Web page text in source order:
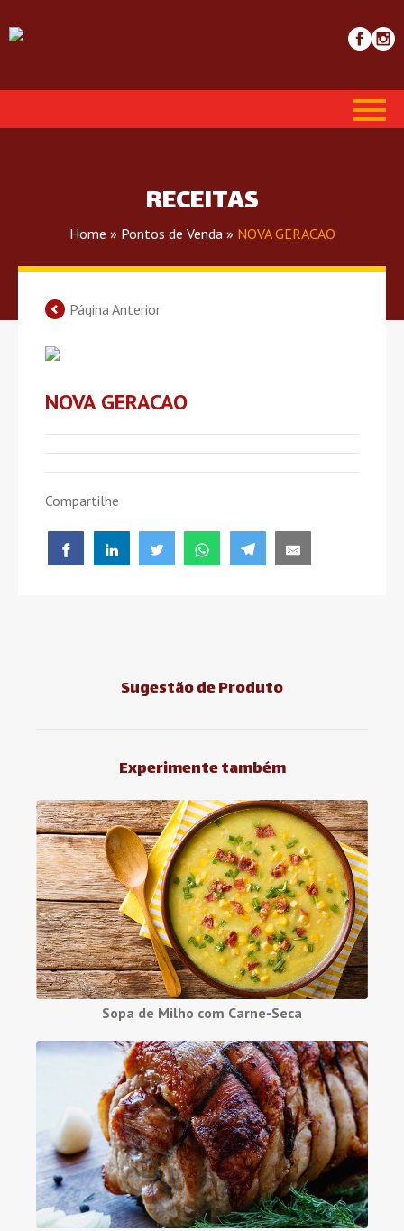
RECEITAS
Home » Pontos de Venda » NOVA GERACAO
Página Anterior
NOVA GERACAO
Compartilhe
Sugestão de Produto
Experimente também
Sopa de Milho com Carne-Seca